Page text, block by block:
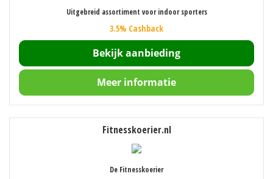
Uitgebreid assortiment voor indoor sporters
3.5% Cashback
Bekijk aanbieding
Meer informatie
Fitnesskoerier.nl
De Fitnesskoerier